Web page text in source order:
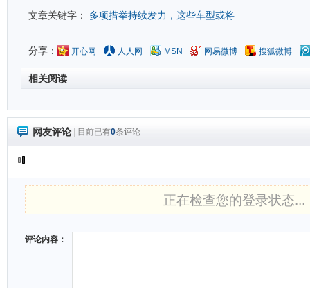
文章关键字： 多项措举持续发力，这些车型或将
分享： 开心网 人人网 MSN 网易微博 搜狐微博
相关阅读
网友评论 目前已有0条评论
正在检查您的登录状态...
评论内容：